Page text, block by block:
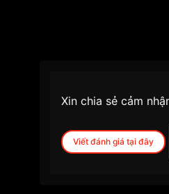
Xin chia sẻ cảm
Viết đánh giá tại đây